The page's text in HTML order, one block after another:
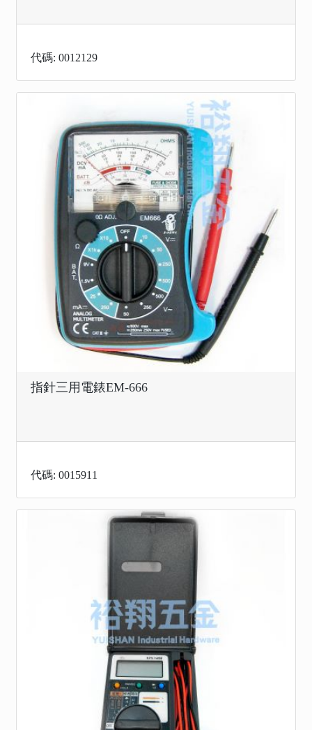
代碼: 0012129
指針三用電錶EM-666
代碼: 0015911